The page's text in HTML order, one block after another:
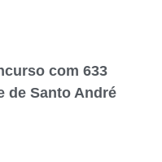
com 633
de Santo André